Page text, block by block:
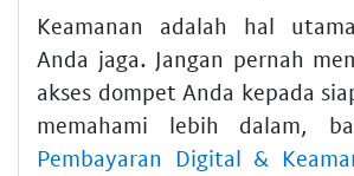
Keamanan adalah hal
Anda jaga. Jangan pernah
akses dompet Anda kepada
memahami lebih dalam,
Pembayaran Digital &